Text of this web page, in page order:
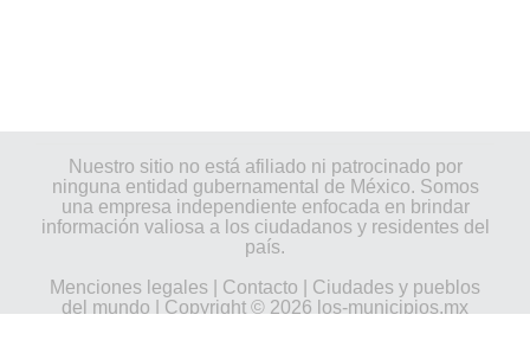
Nuestro sitio no está afiliado ni patrocinado por
ninguna entidad gubernamental de México. Somos
una empresa independiente enfocada en brindar
información valiosa a los ciudadanos y residentes del
país.
Menciones legales
Contacto
Ciudades y pueblos
del mundo | Copyright © 2026 los-municipios.mx